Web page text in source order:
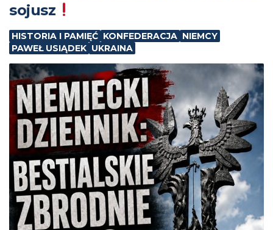
sojusz
HISTORIA I PAMIĘĆ KONFEDERACJA NIEMCY
PAWEŁ USIĄDEK UKRAINA